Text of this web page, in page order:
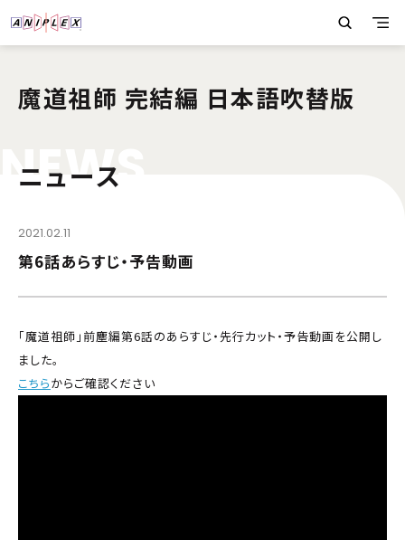
魔道祖師 完結編 日本語吹替版
NEWS
ニュース
2021.02.11
第6話あらすじ・予告動画
「魔道祖師」前塵編第6話のあらすじ・先行カット・予告動画を公開し
ました。
こちらからご確認ください